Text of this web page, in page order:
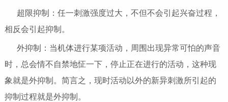
超限抑制：任一刺激强度过大，不但不会引起兴奋过程，
相反会引起抑制。
外抑制：当机体进行某项活动，周围出现异常可怕的声音
时，总会情不自禁地怔一下，停止正在进行的活动，这种现
象就是外抑制。简言之，现时活动以外的新异刺激所引起的
抑制过程就是外抑制。